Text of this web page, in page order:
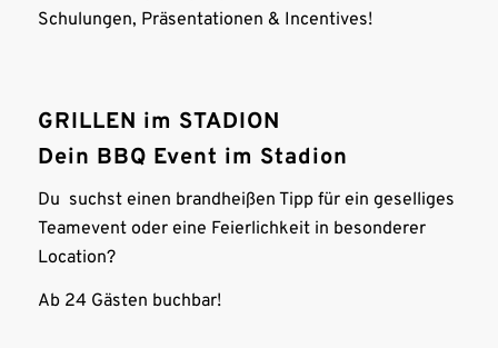
Schulungen, Präsentationen & Incentives!
GRILLEN im STADION
Dein BBQ Event im Stadion
Du suchst einen brandheißen Tipp für ein geselliges
Teamevent oder eine Feierlichkeit in besonderer
Location?
Ab 24 Gästen buchbar!